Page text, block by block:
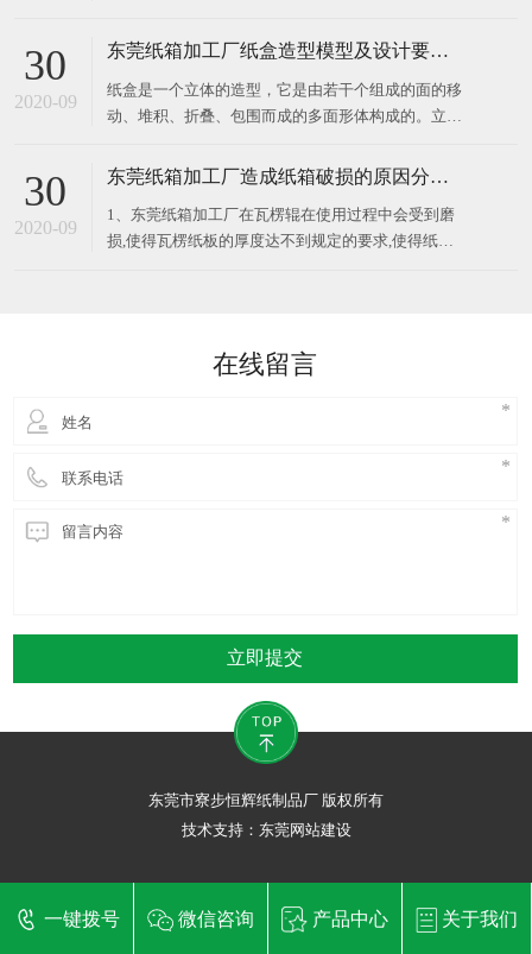
空间中起分割空间的作用，对不同部位的面加以切
纸盒展示面的构成关系要注意展示面、侧面、顶部
30
2020-09
东莞纸箱加工厂纸盒造型模型及设计要求？
纸盒是一个立体的造型，它是由若干个组成的面的移
动、堆积、折叠、包围而成的多面形体构成的。立体
的面加以切割、旋转、折叠，所得到的面就有不同的
面、顶部与底部的衔接关系，以及包装
30
2020-09
东莞纸箱加工厂造成纸箱破损的原因分析？
1、东莞纸箱加工厂在瓦楞辊在使用过程中会受到磨
损,使得瓦楞纸板的厚度达不到规定的要求,使得纸箱
在线留言
立即提交
东莞市寮步恒辉纸制品厂 版权所有
技术支持： 东莞网站建设
一键拨号 微信咨询 产品中心 关于我们